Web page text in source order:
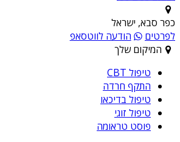
כפר סבא, ישראל
לפרטים
הודעה לווטסאפ
המיקום שלך
טיפול CBT
התקף חרדה
טיפול בדיכאו
טיפול זוגי
פוסט טראומה